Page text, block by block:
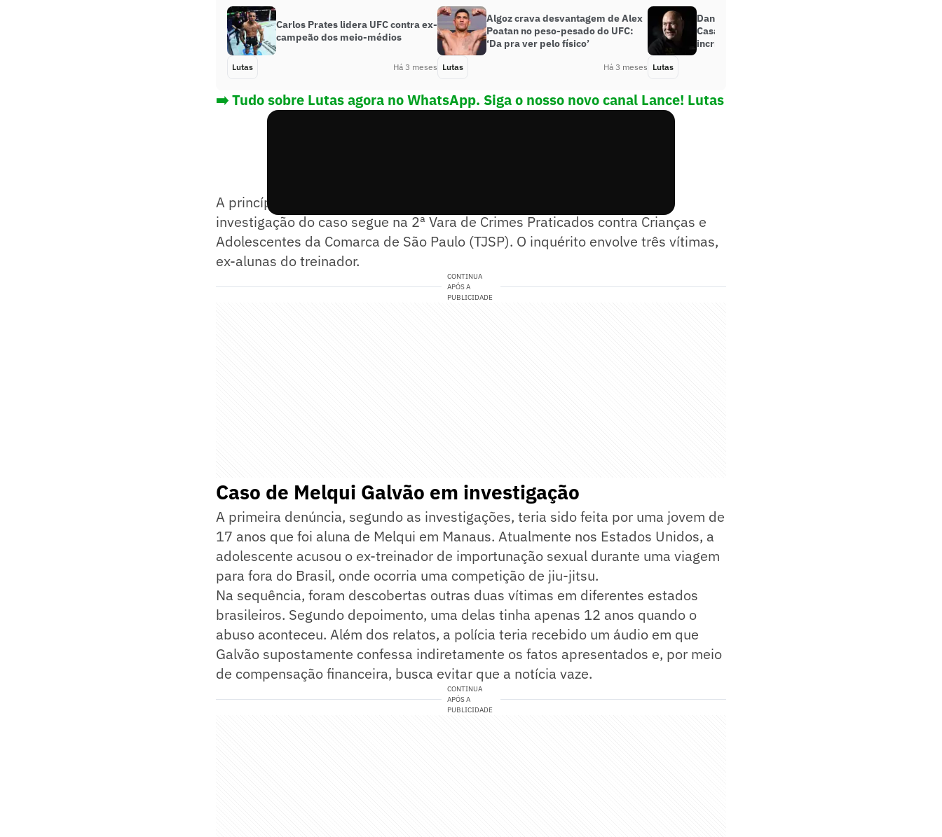
Carlos Prates lidera UFC contra ex-
campeão dos meio-médios
Lutas Há 3 meses
Algoz crava desvantagem de Alex
Poatan no peso-pesado do UFC:
‘Da pra ver pelo físico’
Lutas Há 3 meses
Dana White presencia tiroteio na
Casa Branca e comenta: ‘Muito
incrível’
Lutas
➡️ Tudo sobre Lutas agora no WhatsApp. Siga o nosso novo canal Lance! Lutas
A princípio, a prisão de Melqui tem duração de 30 dias. Enquanto isso, a
investigação do caso segue na 2ª Vara de Crimes Praticados contra Crianças e
Adolescentes da Comarca de São Paulo (TJSP). O inquérito envolve três vítimas,
ex-alunas do treinador.
CONTINUA
APÓS A
PUBLICIDADE
Caso de Melqui Galvão em investigação
A primeira denúncia, segundo as investigações, teria sido feita por uma jovem de
17 anos que foi aluna de Melqui em Manaus. Atualmente nos Estados Unidos, a
adolescente acusou o ex-treinador de importunação sexual durante uma viagem
para fora do Brasil, onde ocorria uma competição de jiu-jitsu.
Na sequência, foram descobertas outras duas vítimas em diferentes estados
brasileiros. Segundo depoimento, uma delas tinha apenas 12 anos quando o
abuso aconteceu. Além dos relatos, a polícia teria recebido um áudio em que
Galvão supostamente confessa indiretamente os fatos apresentados e, por meio
de compensação financeira, busca evitar que a notícia vaze.
CONTINUA
APÓS A
PUBLICIDADE